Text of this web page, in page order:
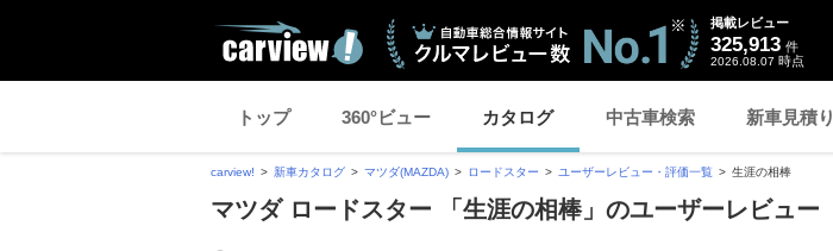
掲載レビュー
325,913 件
2026.08.07 時点
トップ 360°ビュー カタログ 中古車検索 新車見積り
carview! 新車カタログ マツダ(MAZDA) ロードスター ユーザーレビュー・評価一覧 生涯の相棒
マツダ ロードスター 「生涯の相棒」のユーザーレビュー